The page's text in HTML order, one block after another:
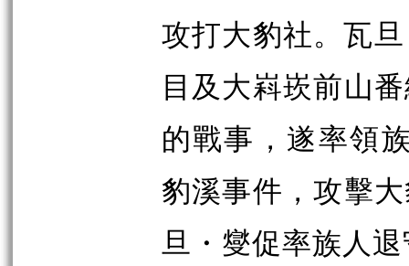
攻打大豹社。瓦
目及大嵙崁前山
的戰事，遂率領
豹溪事件，攻擊
旦・燮促率族人